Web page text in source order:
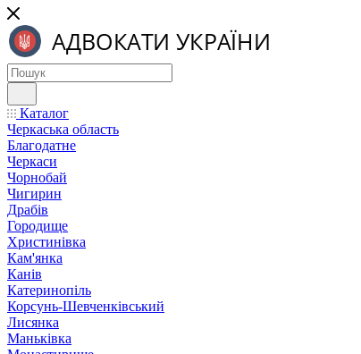
Каталог
Черкаська область
Благодатне
Черкаси
Чорнобай
Чигирин
Драбів
Городище
Христинівка
Кам'янка
Канів
Катеринопіль
Корсунь-Шевченківський
Лисянка
Маньківка